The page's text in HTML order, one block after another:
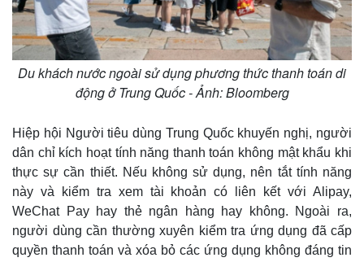
Du khách nước ngoài sử dụng phương thức thanh toán di
động ở Trung Quốc - Ảnh: Bloomberg
Hiệp hội Người tiêu dùng Trung Quốc khuyến nghị, người
dân chỉ kích hoạt tính năng thanh toán không mật khẩu khi
thực sự cần thiết. Nếu không sử dụng, nên tắt tính năng
này và kiểm tra xem tài khoản có liên kết với Alipay,
WeChat Pay hay thẻ ngân hàng hay không. Ngoài ra,
người dùng cần thường xuyên kiểm tra ứng dụng đã cấp
quyền thanh toán và xóa bỏ các ứng dụng không đáng tin